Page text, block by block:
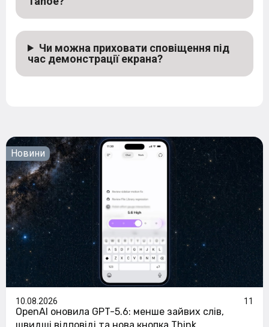
Чи можна приховати сповіщення під
час демонстрації екрана?
Новини
10.08.2026 11
OpenAI оновила GPT-5.6: менше зайвих слів,